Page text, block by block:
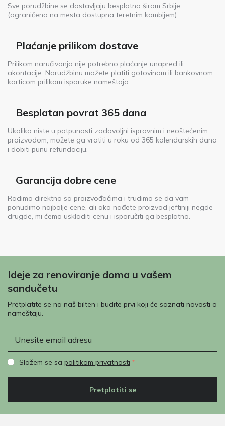
Sve porudžbine se dostavljaju besplatno širom Srbije
(ograničeno na mesta dostupna teretnim kombijem).
Plaćanje prilikom dostave
Prilikom naručivanja nije potrebno plaćanje unapred ili
akontacije. Narudžbinu možete platiti gotovinom ili bankovnom
karticom prilikom isporuke nameštaja.
Besplatan povrat 365 dana
Ukoliko niste u potpunosti zadovoljni ispravnim i neoštećenim
proizvodom, možete ga vratiti u roku od 365 kalendarskih dana
i dobiti punu refundaciju.
Garancija dobre cene
Radimo direktno sa proizvođačima i trudimo se da vam
ponudimo najbolje cene, ali ako nađete proizvod jeftiniji negde
drugde, mi ćemo uskladiti cenu i isporučiti ga besplatno.
Ideje za renoviranje doma u vašem
sandučetu
Pretplatite se na naš bilten i budite prvi koji će saznati novosti o
nameštaju.
Slažem se sa politikom privatnosti
Pretplatiti se